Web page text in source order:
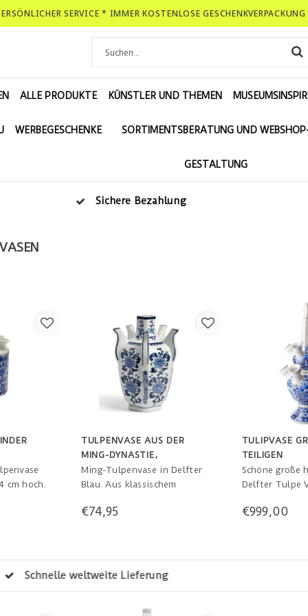
SERVICE * IMMER KOSTENLOSE
ALLE PRODUKTE KÜNSTLER UND THEMEN
WERBEGESCHENKE SORTIMENTSBERATUNG UND
GESTALTUNG
Sichere Bezahlung
cm hoch.
TULPENVASE AUS DER
MING-DYNASTIE,
RIJKSMUSEUM
Ming-Tulpenvase in Delfter
Blau. Aus klassischem
Plattenstruktur und
€74,95
TULIPVASE
EILIGEN
Schöne große
Delfter Tulpe
kann nicht!
€999,00
Tage um deine Meinung zu ändern